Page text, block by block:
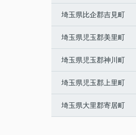
埼玉県比企郡吉見町
埼玉県児玉郡美里町
埼玉県児玉郡神川町
埼玉県児玉郡上里町
埼玉県大里郡寄居町